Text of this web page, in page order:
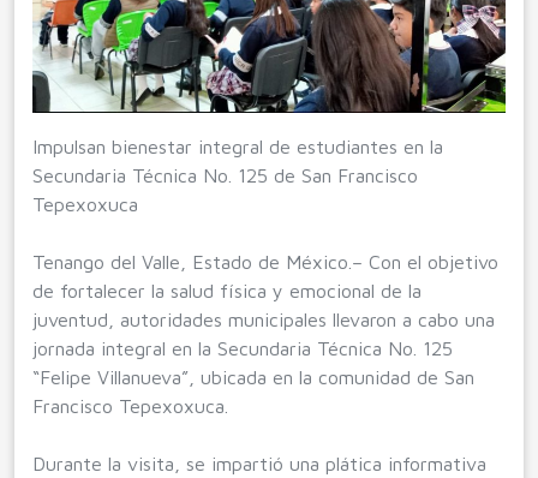
Impulsan bienestar integral de estudiantes en la
Secundaria Técnica No. 125 de San Francisco
Tepexoxuca
Tenango del Valle, Estado de México.– Con el objetivo
de fortalecer la salud física y emocional de la
juventud, autoridades municipales llevaron a cabo una
jornada integral en la Secundaria Técnica No. 125
“Felipe Villanueva”, ubicada en la comunidad de San
Francisco Tepexoxuca.
Durante la visita, se impartió una plática informativa